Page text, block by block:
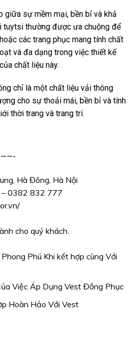
giữa sự mềm mại, bền bỉ và khả
tuytsi thường được ưa chuộng để
các trang phục mang tính chất
và đa dạng trong việc thiết kế
chất liệu này.
chỉ là một chất liệu vải thông
cho sự thoải mái, bền bỉ và tính
thời trang và trang trí.
Hà Đông, Hà Nội
0382 832 777
cho quý khách.
Phú Khi kết hợp cùng Với
Việc Áp Dụng Vest Đồng Phục
Hoàn Hảo Với Vest